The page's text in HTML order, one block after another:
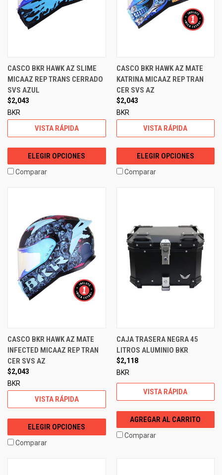
CASCO BKR HAWK AZ SLIME
MICAAZ REP TRANS CERRADO
SVS AZUL
$2,043
BKR
VISTA RÁPIDA
ELEGIR OPCIONES
Comparar
CASCO BKR HAWK AZ MATE
KATRINA MICAAZ REP TRAN
CER SVS AZ
$2,043
BKR
VISTA RÁPIDA
ELEGIR OPCIONES
Comparar
CASCO BKR HAWK AZ MATE
INFECTED MICAAZ REP TRAN
CER SVS AZ
$2,043
BKR
VISTA RÁPIDA
ELEGIR OPCIONES
Comparar
CAJA TRASERA NEGRA 45
LITROS ALUMINIO BKR
$2,118
BKR
VISTA RÁPIDA
AGREGAR AL CARRITO
Comparar